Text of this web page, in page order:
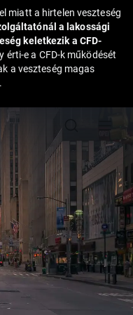
miatt a hirtelen veszteség
a lakossági
keletkezik a CFD-
érti-e a CFD-k működését
a veszteség magas